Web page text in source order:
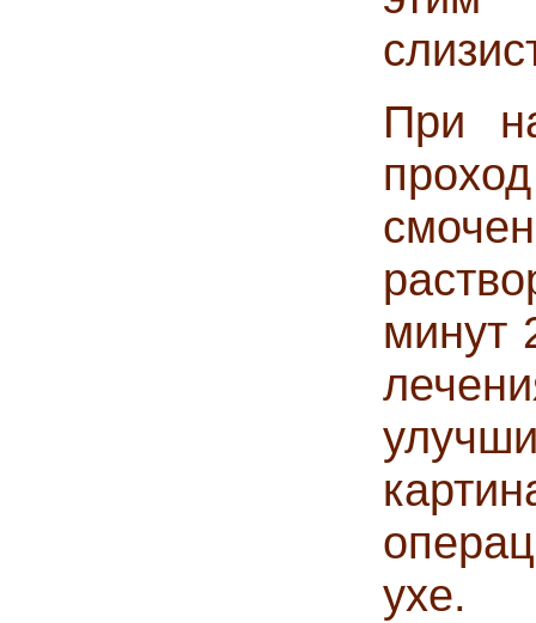
При
минут
ухе.